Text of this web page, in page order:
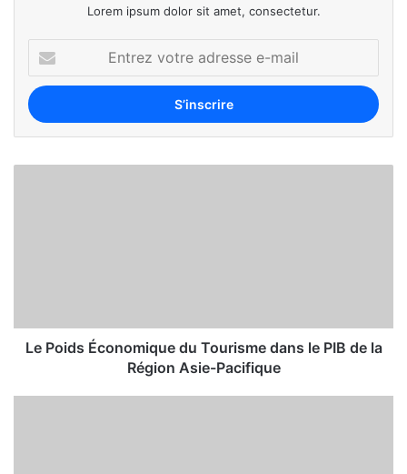
Lorem ipsum dolor sit amet, consectetur.
Le Poids Économique du Tourisme dans le PIB de la
Région Asie-Pacifique